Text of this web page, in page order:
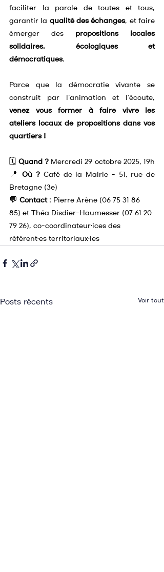
faciliter la parole de toutes et tous,
garantir la qualité des échanges, et faire
émerger des propositions locales
solidaires, écologiques et
démocratiques.
Parce que la démocratie vivante se
venez vous former à faire vivre les
ateliers locaux de propositions dans vos
quartiers !
🗓️ Quand ? Mercredi 29 octobre 2025, 19h
📍 Où ? Café de la Mairie - 51, rue de
Bretagne (3e)
💬 Contact : Pierre Arène (06 75 31 86
85) et Théa Disdier-Haumesser (07 61 20
79 26), co-coordinateur·ices des
référent·es territoriaux·les
Posts récents Voir tout